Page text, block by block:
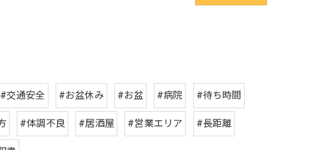
#交通安全 #お盆休み #お盆 #病院 #待ち時間
#体調不良 #居酒屋 #営業エリア #長距離